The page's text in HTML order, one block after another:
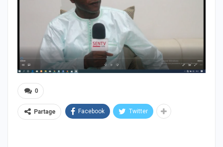
0
Partage Facebook Twitter